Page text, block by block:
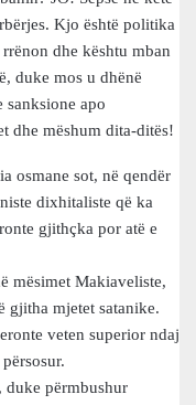
Kjo është politika
dhe kështu mban
duke mos u dhënë
sanksione apo
dhe mëshum dita-ditës!
osmane sot, në qendër
dixhitaliste që ka
gjithçka por atë e
mësimet Makiaveliste,
gjitha mjetet satanike.
veten superior ndaj
duke përmbushur